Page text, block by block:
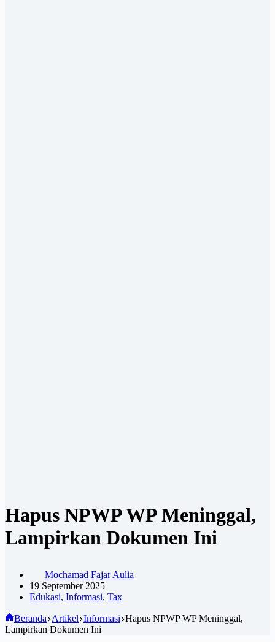
Hapus NPWP WP Meninggal,
Lampirkan Dokumen Ini
Mochamad Fajar Aulia
19 September 2025
Edukasi, Informasi, Tax
Beranda Artikel Informasi Hapus NPWP WP Meninggal,
Lampirkan Dokumen Ini